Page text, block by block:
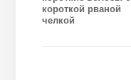
короткой рваной
челкой